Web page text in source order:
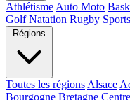
Athlétisme Auto Moto
Golf Natation Rugby
Régions
Toutes les régions Alsace
Bourgogne Bretagne Centre